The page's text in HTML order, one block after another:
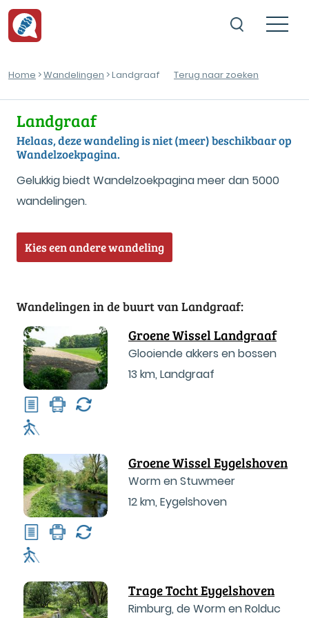
Home >Wandelingen > Landgraaf Terug naar zoeken
Landgraaf
Helaas, deze wandeling is niet (meer) beschikbaar op
Wandelzoekpagina.
Gelukkig biedt Wandelzoekpagina meer dan 5000
wandelingen.
Kies een andere wandeling
Wandelingen in de buurt van Landgraaf:
Groene Wissel Landgraaf
Glooiende akkers en bossen
13 km, Landgraaf
Groene Wissel Eygelshoven
Worm en Stuwmeer
12 km, Eygelshoven
Trage Tocht Eygelshoven
Rimburg, de Worm en Rolduc